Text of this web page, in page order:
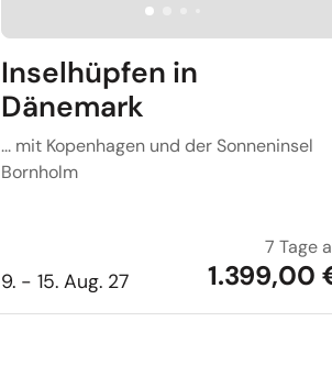
Inselhüpfen in
Dänemark
... mit Kopenhagen und der Sonneninsel
Bornholm
9. - 15. Aug. 27
7 Tage
1.399,00